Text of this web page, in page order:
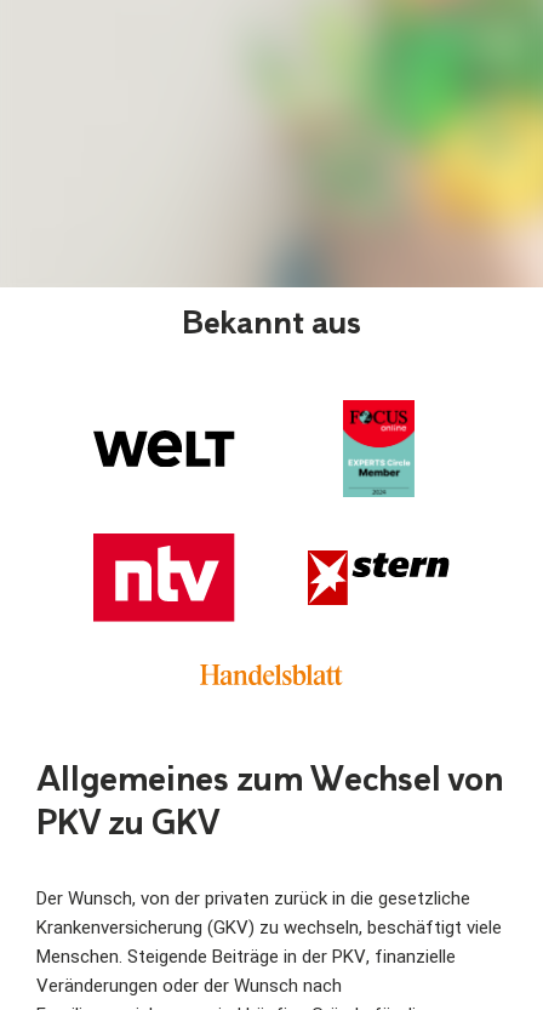
Bekannt aus
Allgemeines zum Wechsel von
PKV zu GKV
Der Wunsch, von der privaten zurück in die gesetzliche
Krankenversicherung (GKV) zu wechseln, beschäftigt viele
Menschen. Steigende Beiträge in der PKV, finanzielle
Veränderungen oder der Wunsch nach